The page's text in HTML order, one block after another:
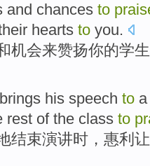
and chances to
hearts to you.
机会来赞扬你的学生
brings his speech to
rest of the class to
结束演讲时 ， 惠利 让